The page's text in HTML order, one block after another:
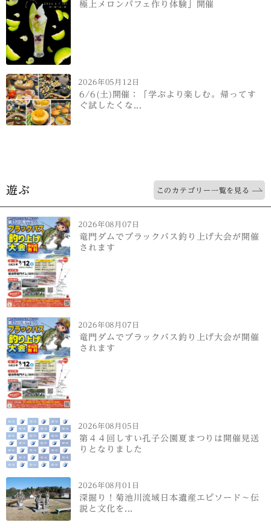
極上メロンパフェ作り体験」開催
2026年05月12日
6/6(土)開催：「学ぶより楽しむ。帰ってす
ぐ試したくな...
遊ぶ このカテゴリー一覧を見る
2026年08月07日
竜門ダムでブラックバス釣り上げ大会が開催
されます
2026年08月07日
竜門ダムでブラックバス釣り上げ大会が開催
されます
2026年08月05日
第４４回しすい孔子公園夏まつりは開催見送
りとなりました
2026年08月01日
深掘り！菊池川流域日本遺産エピソード～伝
説と文化を...